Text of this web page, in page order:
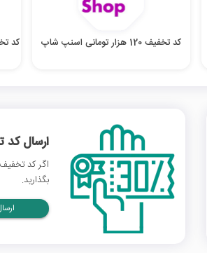
کد تخفیف 120 هزار تومانی اسنپ شاپ
ارسال
اگر کد
بگذارید.